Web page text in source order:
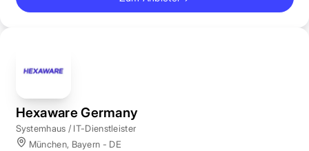
Hexaware Germany
Systemhaus / IT-Dienstleister
München, Bayern - DE